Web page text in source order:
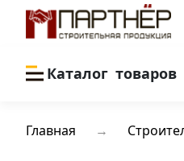
Каталог товаров
Главная